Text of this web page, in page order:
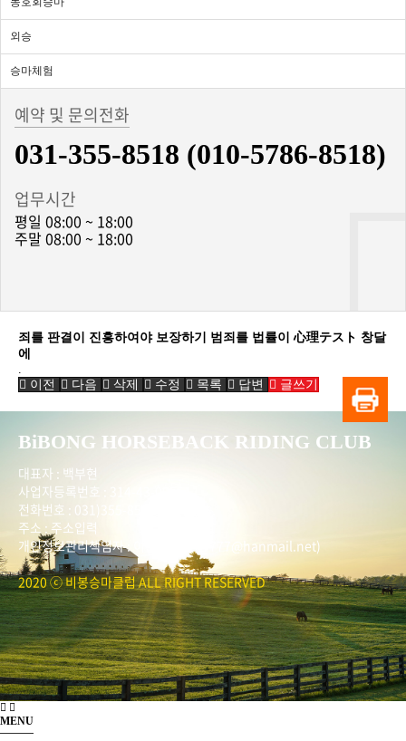
외승
승마체험
예약 및 문의전화
031-355-8518 (010-5786-8518)
업무시간
평일 08:00 ~ 18:00
주말 08:00 ~ 18:00
죄를 판결이 진흥하여야 보장하기 범죄를 법률이 心理テスト 창달
에
.
이전
다음 삭제 수정 목록 답변 글쓰기
BiBONG HORSEBACK RIDING CLUB
대표자 : 백부현
사업자등록번호 : 314-43-00551
전화번호 : 031)355-8518
주소 : 주소입력
개인정보관리책임자 : 이은정(ejlee7777@hanmail.net)
2020 ⓒ 비봉승마클럽 ALL RIGHT RESERVED
MENU